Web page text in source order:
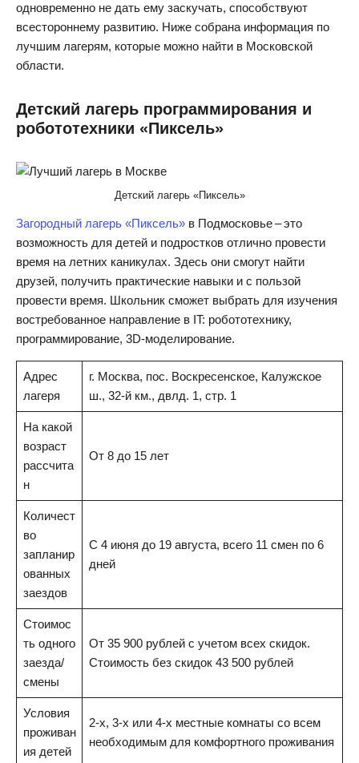
одновременно не дать ему заскучать, способствуют
всестороннему развитию. Ниже собрана информация по
лучшим лагерям, которые можно найти в Московской
области.
Детский лагерь программирования и
робототехники «Пиксель»
Детский лагерь «Пиксель»
Загородный лагерь «Пиксель» в Подмосковье – это
возможность для детей и подростков отлично провести
время на летних каникулах. Здесь они смогут найти
друзей, получить практические навыки и с пользой
провести время. Школьник сможет выбрать для изучения
востребованное направление в IT: робототехнику,
программирование, 3D-моделирование.
Адрес
лагеря
г. Москва, пос. Воскресенское, Калужское
ш., 32-й км., двлд. 1, стр. 1
На какой
возраст
рассчита
н
От 8 до 15 лет
Количест
во
запланир
ованных
заездов
С 4 июня до 19 августа, всего 11 смен по 6
дней
Стоимос
ть одного
заезда/
смены
От 35 900 рублей с учетом всех скидок.
Стоимость без скидок 43 500 рублей
Условия
проживан
ия детей
2-х, 3-х или 4-х местные комнаты со всем
необходимым для комфортного проживания